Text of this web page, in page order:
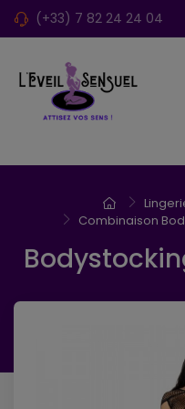
(+33) 7 82 24 24 04
Combinaison